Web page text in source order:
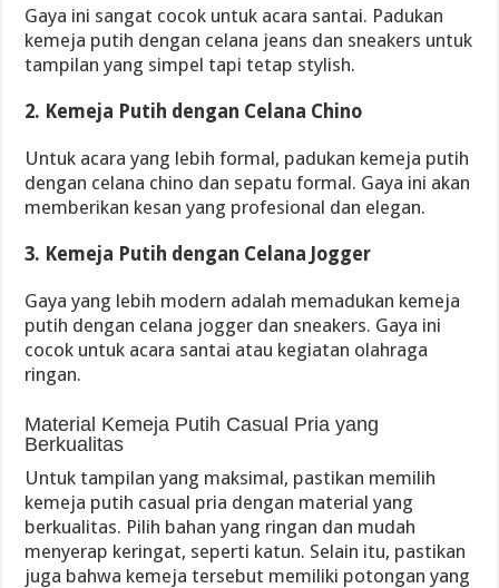
Gaya ini sangat cocok untuk acara santai. Padukan
kemeja putih dengan celana jeans dan sneakers untuk
tampilan yang simpel tapi tetap stylish.
2. Kemeja Putih dengan Celana Chino
Untuk acara yang lebih formal, padukan kemeja putih
dengan celana chino dan sepatu formal. Gaya ini akan
memberikan kesan yang profesional dan elegan.
3. Kemeja Putih dengan Celana Jogger
Gaya yang lebih modern adalah memadukan kemeja
putih dengan celana jogger dan sneakers. Gaya ini
cocok untuk acara santai atau kegiatan olahraga
ringan.
Material Kemeja Putih Casual Pria yang
Berkualitas
Untuk tampilan yang maksimal, pastikan memilih
kemeja putih casual pria dengan material yang
berkualitas. Pilih bahan yang ringan dan mudah
menyerap keringat, seperti katun. Selain itu, pastikan
juga bahwa kemeja tersebut memiliki potongan yang